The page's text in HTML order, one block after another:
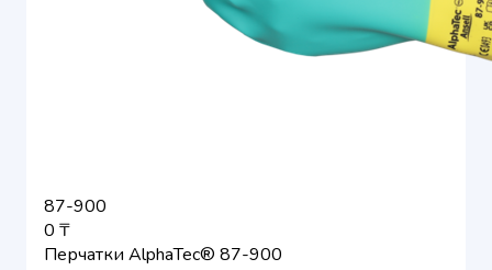
87-900
0 ₸
Перчатки AlphaTec® 87-900